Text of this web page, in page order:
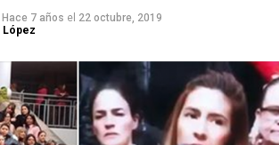
Hace 7 años el 22 octubre, 2019
López